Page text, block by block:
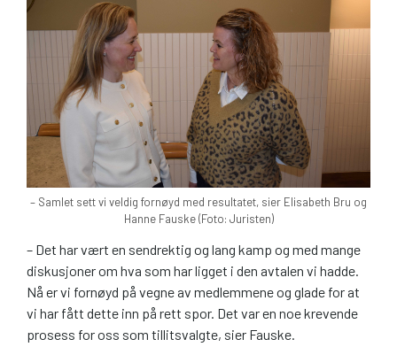
– Samlet sett vi veldig fornøyd med resultatet, sier Elisabeth Bru og
Hanne Fauske (Foto: Juristen)
– Det har vært en sendrektig og lang kamp og med mange
diskusjoner om hva som har ligget i den avtalen vi hadde.
Nå er vi fornøyd på vegne av medlemmene og glade for at
vi har fått dette inn på rett spor. Det var en noe krevende
prosess for oss som tillitsvalgte, sier Fauske.